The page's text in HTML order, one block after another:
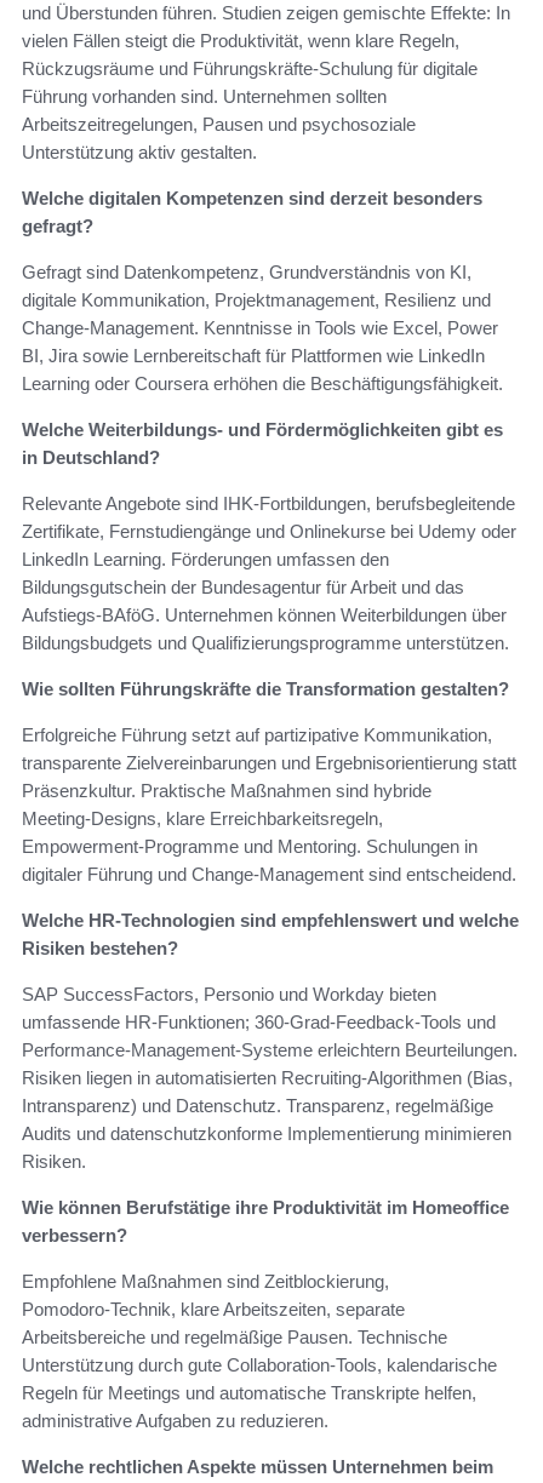
und Überstunden führen. Studien zeigen gemischte Effekte: In
vielen Fällen steigt die Produktivität, wenn klare Regeln,
Rückzugsräume und Führungskräfte‑Schulung für digitale
Führung vorhanden sind. Unternehmen sollten
Arbeitszeitregelungen, Pausen und psychosoziale
Unterstützung aktiv gestalten.
Welche digitalen Kompetenzen sind derzeit besonders
gefragt?
Gefragt sind Datenkompetenz, Grundverständnis von KI,
digitale Kommunikation, Projektmanagement, Resilienz und
Change-Management. Kenntnisse in Tools wie Excel, Power
BI, Jira sowie Lernbereitschaft für Plattformen wie LinkedIn
Learning oder Coursera erhöhen die Beschäftigungsfähigkeit.
Welche Weiterbildungs- und Fördermöglichkeiten gibt es
in Deutschland?
Relevante Angebote sind IHK‑Fortbildungen, berufsbegleitende
Zertifikate, Fernstudiengänge und Onlinekurse bei Udemy oder
LinkedIn Learning. Förderungen umfassen den
Bildungsgutschein der Bundesagentur für Arbeit und das
Aufstiegs‑BAföG. Unternehmen können Weiterbildungen über
Bildungsbudgets und Qualifizierungsprogramme unterstützen.
Wie sollten Führungskräfte die Transformation gestalten?
Erfolgreiche Führung setzt auf partizipative Kommunikation,
transparente Zielvereinbarungen und Ergebnisorientierung statt
Präsenzkultur. Praktische Maßnahmen sind hybride
Meeting‑Designs, klare Erreichbarkeitsregeln,
Empowerment‑Programme und Mentoring. Schulungen in
digitaler Führung und Change‑Management sind entscheidend.
Welche HR‑Technologien sind empfehlenswert und welche
Risiken bestehen?
SAP SuccessFactors, Personio und Workday bieten
umfassende HR‑Funktionen; 360‑Grad‑Feedback-Tools und
Performance‑Management-Systeme erleichtern Beurteilungen.
Risiken liegen in automatisierten Recruiting‑Algorithmen (Bias,
Intransparenz) und Datenschutz. Transparenz, regelmäßige
Audits und datenschutzkonforme Implementierung minimieren
Risiken.
Wie können Berufstätige ihre Produktivität im Homeoffice
verbessern?
Empfohlene Maßnahmen sind Zeitblockierung,
Pomodoro‑Technik, klare Arbeitszeiten, separate
Arbeitsbereiche und regelmäßige Pausen. Technische
Unterstützung durch gute Collaboration‑Tools, kalendarische
Regeln für Meetings und automatische Transkripte helfen,
administrative Aufgaben zu reduzieren.
Welche rechtlichen Aspekte müssen Unternehmen beim